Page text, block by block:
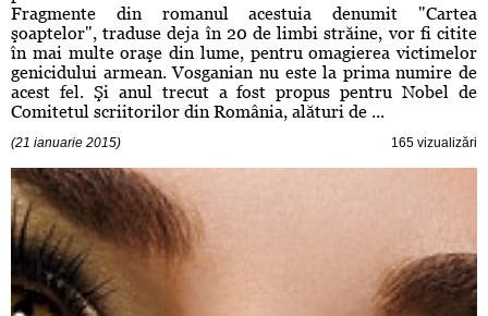
Fragmente din romanul acestuia denumit "Cartea
şoaptelor", traduse deja în 20 de limbi străine, vor fi citite
în mai multe oraşe din lume, pentru omagierea victimelor
genicidului armean. Vosganian nu este la prima numire de
acest fel. Şi anul trecut a fost propus pentru Nobel de
Comitetul scriitorilor din România, alături de ...
(21 ianuarie 2015) 165 vizualizări